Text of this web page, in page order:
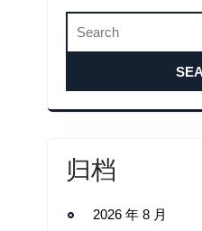
归档
2026 年 8 月